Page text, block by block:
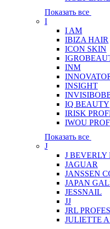
Показать все
I
I AM
IBIZA HAIR
ICON SKIN
INM
INSIGHT
IQ BEAUTY
IRISK
IWOU
Показать все
J
J BEVERLY
JAGUAR
JANSSEN
JAPAN
JESSNAIL
JJ
JRL
JULIETTE